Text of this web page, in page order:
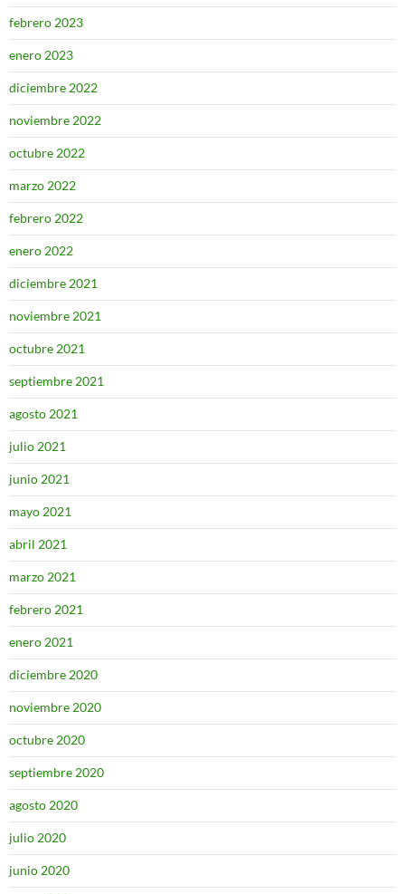
febrero 2023
enero 2023
diciembre 2022
noviembre 2022
octubre 2022
marzo 2022
febrero 2022
enero 2022
diciembre 2021
noviembre 2021
octubre 2021
septiembre 2021
agosto 2021
julio 2021
junio 2021
mayo 2021
abril 2021
marzo 2021
febrero 2021
enero 2021
diciembre 2020
noviembre 2020
octubre 2020
septiembre 2020
agosto 2020
julio 2020
junio 2020